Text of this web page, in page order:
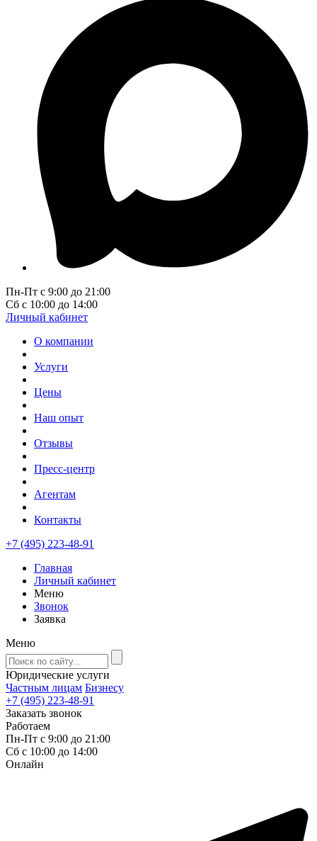
Пн-Пт с 9:00 до 21:00
Сб с 10:00 до 14:00
Личный кабинет
О компании
Услуги
Цены
Наш опыт
Отзывы
Пресс-центр
Агентам
Контакты
+7 (495) 223-48-91
Главная
Личный кабинет
Меню
Звонок
Заявка
Меню
Юридические услуги
Частным лицам Бизнесу
+7 (495) 223-48-91
Заказать звонок
Работаем
Пн-Пт с 9:00 до 21:00
Сб с 10:00 до 14:00
Онлайн